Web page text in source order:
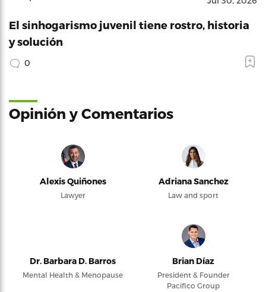
El sinhogarismo juvenil tiene rostro, historia
y solución
0
Opinión y Comentarios
Alexis Quiñones
Lawyer
Adriana Sanchez
Law and sport
Dr. Barbara D. Barros
Mental Health & Menopause
Brian Díaz
President & Founder
Pacifico Group